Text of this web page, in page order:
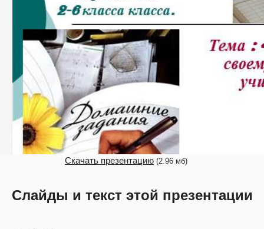
Скачать презентацию (2.96 мб)
Слайды и текст этой презентации